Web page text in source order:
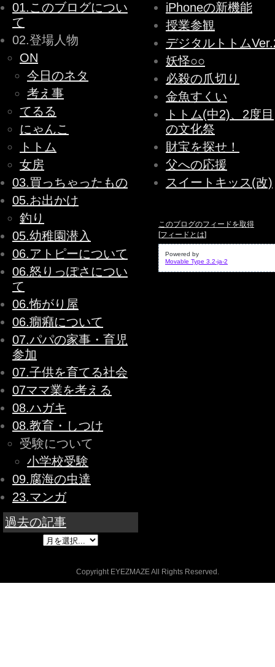
01.このブログについ
て
02.登場人物
ON
今日のネタ
考え事
てるる
にゃんこ
トトム
女房
03.買っちゃったもの
05.お出かけ
釣り
05.幼稚園潜入
06.アトピーについて
06.怒りっぽさについ
て
06.怖がり屋
06.癇癪について
07.パパの家事・育児
参加
07.子供を育てる社会
07ママ業を考える
08.ハガキ
08.教育・しつけ
受験について
小学校受験
09.腐海の虫達
23.マンガ
過去の記事
iPhoneの新機能
授業参観
デジタルトトム
妖怪○○
必殺の爪切り
金魚すくい
トトム(中2)、2度目
の文化祭
財宝を探せ！
父への応援
スイートキッス(改)
このブログのフィードを取得
[フィードとは]
Powered by
Movable Type 3.2-ja-2
Copyright EYEZMAZE All Rights Reserved.